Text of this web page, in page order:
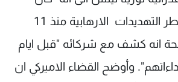
يشكل واحدا من اخطر التهديدات الارهابية منذ 11
موضحة انه كشف مع شركائه "قبل ايام
وأوضح القضاء الاميركي ان
سياسة الخصوصية